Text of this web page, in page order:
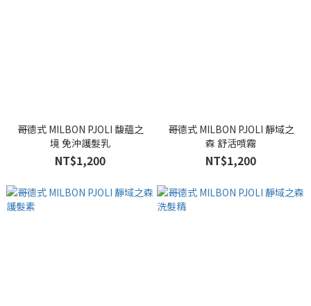
哥德式 MILBON PJOLI 馥藴之
境 免沖護髮乳
NT$1,200
哥德式 MILBON PJOLI 靜域之
森 舒活噴霧
NT$1,200